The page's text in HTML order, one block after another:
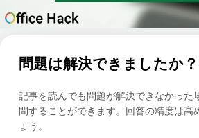
問題は解決できましたか？
記事を読んでも問題が解決できなかった
問することができます。回答の精度は高
ょう。